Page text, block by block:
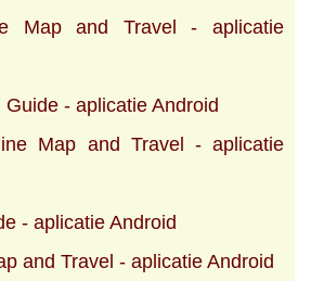
Map and Travel - aplicatie
- aplicatie Android
Map and Travel - aplicatie
- aplicatie Android
and Travel - aplicatie Android